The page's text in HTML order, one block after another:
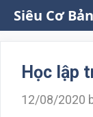
Skip
to
Siêu Cơ Bản
Học lập
12/08/2020